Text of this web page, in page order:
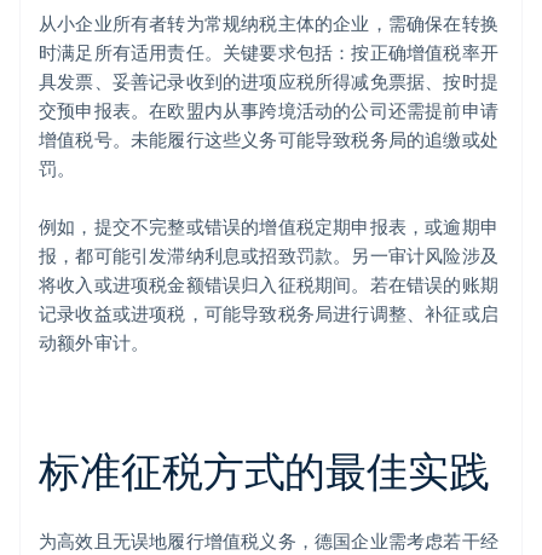
从小企业所有者转为常规纳税主体的企业，需确保在转换
时满足所有适用责任。关键要求包括：按正确增值税率开
具发票、妥善记录收到的进项应税所得减免票据、按时提
交预申报表。在欧盟内从事跨境活动的公司还需提前申请
增值税号。未能履行这些义务可能导致税务局的追缴或处
罚。
例如，提交不完整或错误的增值税定期申报表，或逾期申
报，都可能引发滞纳利息或招致罚款。另一审计风险涉及
将收入或进项税金额错误归入征税期间。若在错误的账期
记录收益或进项税，可能导致税务局进行调整、补征或启
动额外审计。
标准征税方式的最佳实践
为高效且无误地履行增值税义务，德国企业需考虑若干经